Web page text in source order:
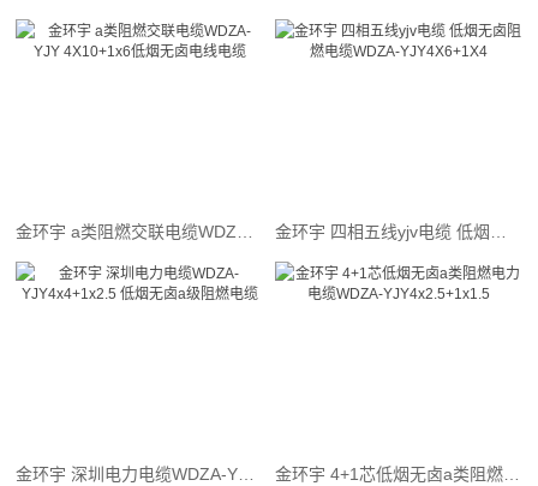
金环宇 4+1芯低烟无卤a类阻燃电力电缆WDZA-YJY4x2.5+1x1.5